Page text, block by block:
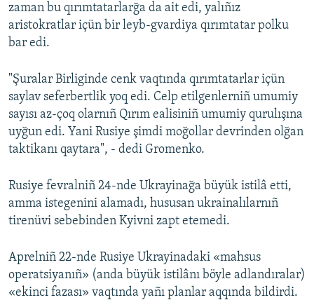
zaman bu qırımtatarlarğa da ait edi, yalıñız
aristokratlar içün bir leyb-gvardiya qırımtatar polku
bar edi.
"Şuralar Birliginde cenk vaqtında qırımtatarlar içün
saylav seferbertlik yoq edi. Celp etilgenlerniñ umumiy
sayısı az-çoq olarnıñ Qırım ealisiniñ umumiy qurulışına
uyğun edi. Yani Rusiye şimdi moğollar devrinden olğan
taktikanı qaytara", - dedi Gromenko.
Rusiye fevralniñ 24-nde Ukrayinağa büyük istilâ etti,
amma istegenini alamadı, hususan ukrainalılarnıñ
tirenüvi sebebinden Kyivni zapt etemedi.
Aprelniñ 22-nde Rusiye Ukrayinadaki «mahsus
operatsiyanıñ» (anda büyük istilânı böyle adlandıralar)
«ekinci fazası» vaqtında yañı planlar aqqında bildirdi.